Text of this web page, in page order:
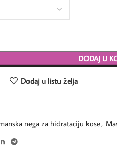
DODAJ U
Dodaj u listu želja
nega za hidrataciju kose,